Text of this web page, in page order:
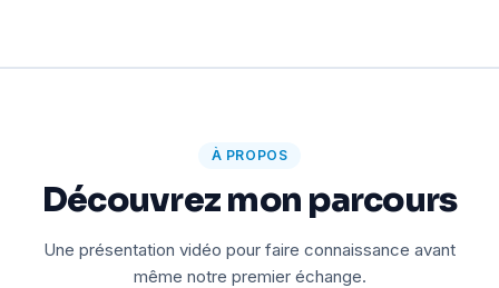
À PROPOS
Découvrez mon parcours
Une présentation vidéo pour faire connaissance avant
même notre premier échange.